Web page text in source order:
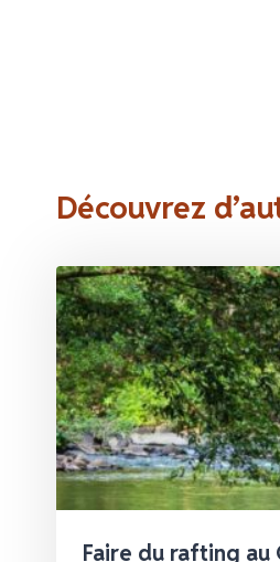
Découvrez
Faire du rafting au